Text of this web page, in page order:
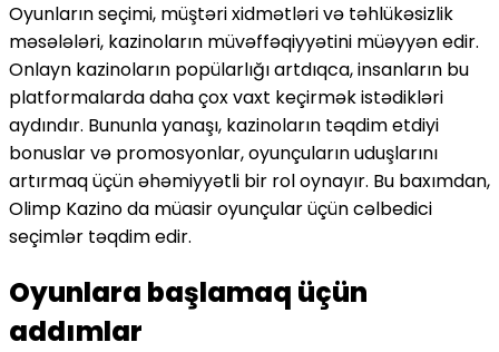
Oyunların seçimi, müştəri xidmətləri və təhlükəsizlik
məsələləri, kazinoların müvəffəqiyyətini müəyyən edir.
Onlayn kazinoların popülarlığı artdıqca, insanların bu
platformalarda daha çox vaxt keçirmək istədikləri
aydındır. Bununla yanaşı, kazinoların təqdim etdiyi
bonuslar və promosyonlar, oyunçuların uduşlarını
artırmaq üçün əhəmiyyətli bir rol oynayır. Bu baxımdan,
Olimp Kazino da müasir oyunçular üçün cəlbedici
seçimlər təqdim edir.
Oyunlara başlamaq üçün
addımlar